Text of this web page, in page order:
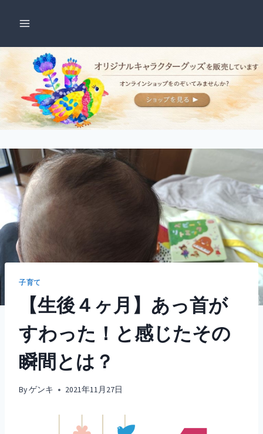
ス
ッ
プ
子育て
【生後４ヶ月】あっ首が
すわった！と感じたその
瞬間とは？
Byゲンキ 2021年11月27日